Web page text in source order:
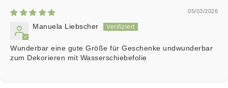
05/03/2026
Manuela Liebscher
Wunderbar eine gute Größe für Geschenke undwunderbar
zum Dekorieren mit Wasserschiebefolie